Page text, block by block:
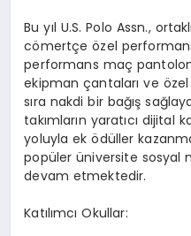
Bu yıl U.S. Polo Assn.,
cömertçeözel
performans maç
ekipman çantalarıve ö
sıra nakdi bir bağış
takımların yaratıcı dijital
yoluyla eködüller
popüler üniversite sosyal
devam etmektedir.
Katılımcı Okullar: